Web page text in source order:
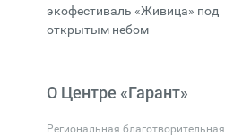
экофестиваль «Живица» под
открытым небом
О Центре «Гарант»
Региональная благотворительная